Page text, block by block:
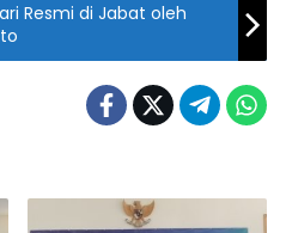
Resmi di Jabat oleh